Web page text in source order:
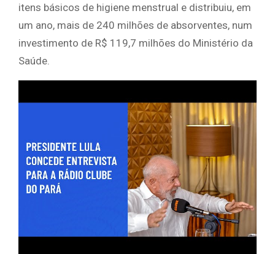
itens básicos de higiene menstrual e distribuiu, em
um ano, mais de 240 milhões de absorventes, num
investimento de R$ 119,7 milhões do Ministério da
Saúde.